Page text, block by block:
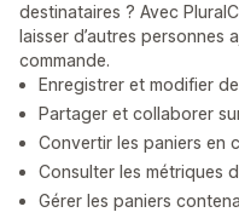
destinataires ? Avec
laisser d’autres
commande.
Enregistrer et modifier
Partager et collaborer
Convertir les paniers en
Consulter les métriques
Gérer les paniers